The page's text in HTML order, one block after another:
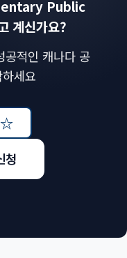
Public
계신가요?
공적인 캐나다 공
세요
☆
청